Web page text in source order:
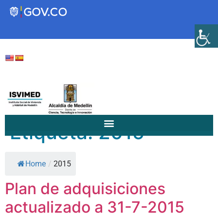
Transparencia
Participa
Hábitat de Medellín
Servicios
Mejoramiento de
Etiqueta:2015
Home / 2015
Plan de adquisiciones
actualizado a 31-7-2015